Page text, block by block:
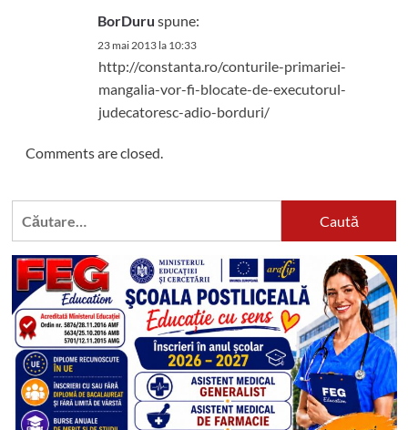
BorDuru spune:
23 mai 2013 la 10:33
http://constanta.ro/conturile-primariei-
mangalia-vor-fi-blocate-de-executorul-
judecatoresc-adio-borduri/
Comments are closed.
Caută